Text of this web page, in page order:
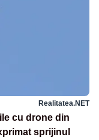
Realitatea.NET
cu drone din
sprijinul